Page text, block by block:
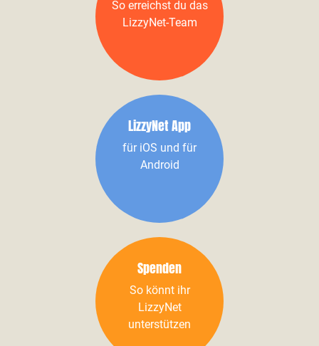
So erreichst du das
LizzyNet-Team
LizzyNet App
für iOS und für
Android
Spenden
So könnt ihr
LizzyNet
unterstützen